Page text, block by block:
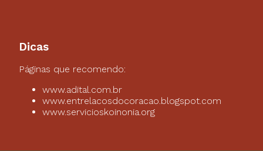
Dicas
Páginas que recomendo:
www.adital.com.br
www.entrelacosdocoracao.blogspot.com
www.servicioskoinonia.org